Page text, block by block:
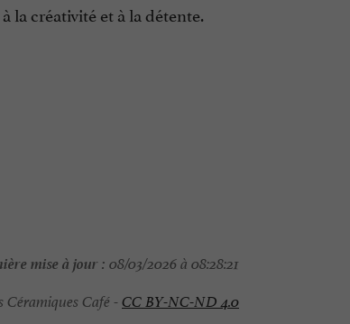
la créativité et à la détente.
mise à jour : 08/03/2026 à 08:28:21
Céramiques Café -CC BY-NC-ND 4.0